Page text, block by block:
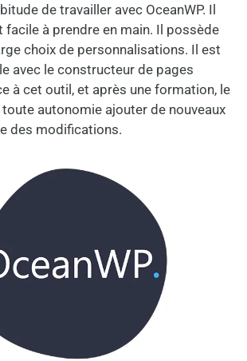
de travailler avec OceanWP. Il
facile à prendre en main. Il possède
choix de personnalisations. Il est
avec le constructeur de pages
à cet outil, et après une formation, le
autonomie ajouter de nouveaux
des modifications.